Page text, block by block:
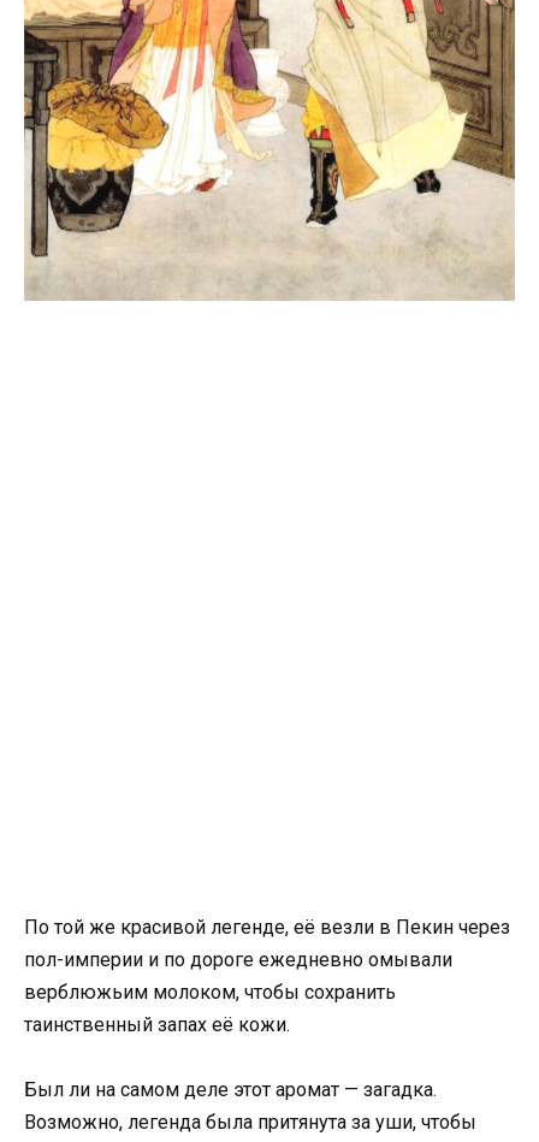
По той же красивой легенде, её везли в Пекин через
пол-империи и по дороге ежедневно омывали
верблюжьим молоком, чтобы сохранить
таинственный запах её кожи.
Был ли на самом деле этот аромат — загадка.
Возможно, легенда была притянута за уши, чтобы